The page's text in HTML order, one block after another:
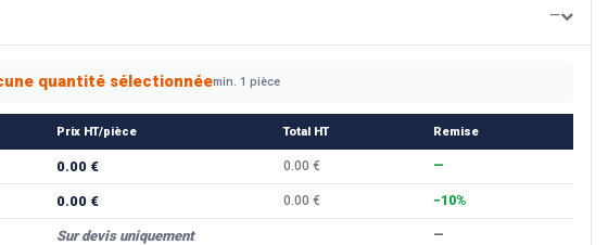
—
quantité sélectionnéemin. 1 pièce
Prix HT/pièce Total HT Remise
0.00 € 0.00 € —
0.00 € 0.00 € −10%
Sur devis uniquement —